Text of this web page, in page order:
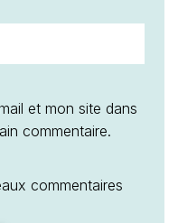
et mon site dans
commentaire.
commentaires